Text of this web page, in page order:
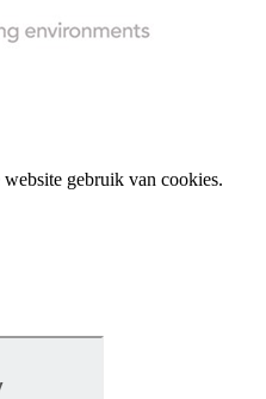
gebruik van cookies.